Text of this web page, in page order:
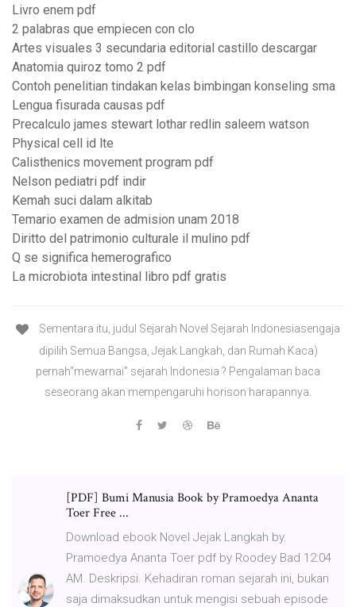
Livro enem pdf
2 palabras que empiecen con clo
Artes visuales 3 secundaria editorial castillo descargar
Anatomia quiroz tomo 2 pdf
Contoh penelitian tindakan kelas bimbingan konseling sma
Lengua fisurada causas pdf
Precalculo james stewart lothar redlin saleem watson
Physical cell id lte
Calisthenics movement program pdf
Nelson pediatri pdf indir
Kemah suci dalam alkitab
Temario examen de admision unam 2018
Diritto del patrimonio culturale il mulino pdf
Q se significa hemerografico
La microbiota intestinal libro pdf gratis
Sementara itu, judul Sejarah Novel Sejarah Indonesiasengaja
dipilih Semua Bangsa, Jejak Langkah, dan Rumah Kaca)
pernah“mewarnai” sejarah Indonesia ? Pengalaman baca
seseorang akan mempengaruhi horison harapannya.
[PDF] Bumi Manusia Book by Pramoedya Ananta
Toer Free ...
Download ebook Novel Jejak Langkah by.
Pramoedya Ananta Toer pdf by Roodey Bad 12:04
AM. Deskripsi. Kehadiran roman sejarah ini, bukan
saja dimaksudkan untuk mengisi sebuah episode